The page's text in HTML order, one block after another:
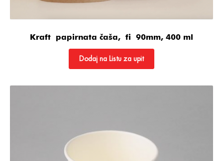
Kraft papirnata čaša, fi 90mm, 400 ml
Dodaj na Listu za upit